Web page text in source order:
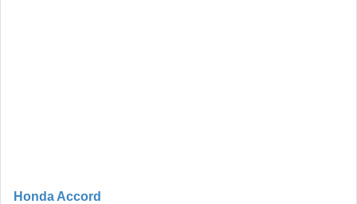
Honda Accord